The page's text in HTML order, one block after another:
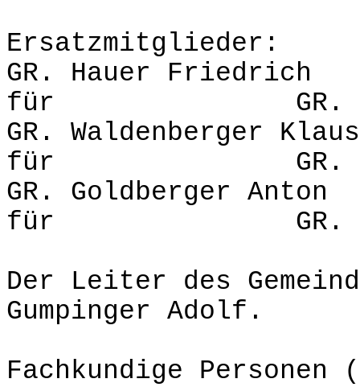
Ersatzmitglieder:
GR. Hauer
für GR.
GR.
für GR.
GR.
für GR.
Der Leiter des
Gumpinger Adolf.
Fachkundige Personen